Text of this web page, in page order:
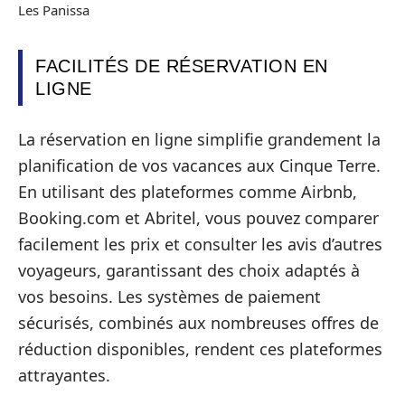
Les Panissa
FACILITÉS DE RÉSERVATION EN
LIGNE
La réservation en ligne simplifie grandement la
planification de vos vacances aux Cinque Terre.
En utilisant des plateformes comme Airbnb,
Booking.com et Abritel, vous pouvez comparer
facilement les prix et consulter les avis d’autres
voyageurs, garantissant des choix adaptés à
vos besoins. Les systèmes de paiement
sécurisés, combinés aux nombreuses offres de
réduction disponibles, rendent ces plateformes
attrayantes.